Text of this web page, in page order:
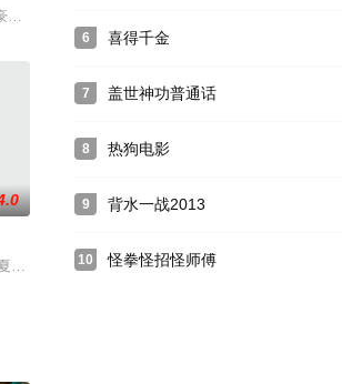
（邱泽 饰），和老友导演文西（黄迪扬 饰）合作10
福特之子](Son of Shaft，暂译)，
6 喜得千金
7 盖世神功普通话
8 热狗电影
9 背水一战2013
10 怪拳怪招怪师傅